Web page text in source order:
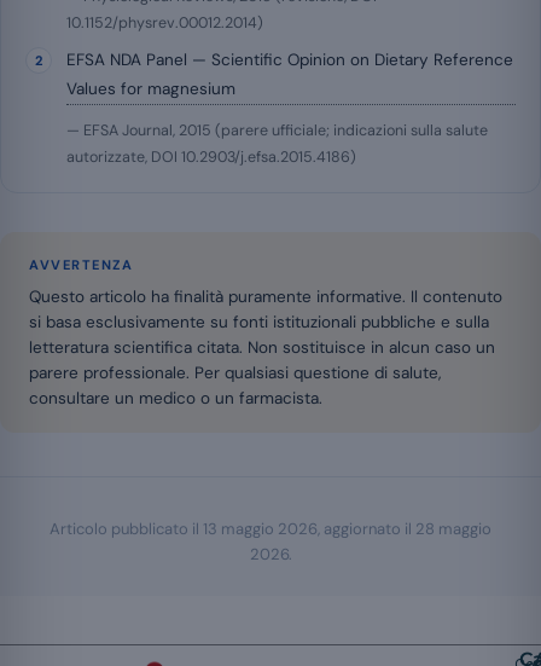
10.1152/physrev.00012.2014)
EFSA NDA Panel — Scientific Opinion on Dietary Reference
Values for magnesium
— EFSA Journal, 2015 (parere ufficiale; indicazioni sulla salute
autorizzate, DOI 10.2903/j.efsa.2015.4186)
AVVERTENZA
Questo articolo ha finalità puramente informative. Il contenuto
si basa esclusivamente su fonti istituzionali pubbliche e sulla
letteratura scientifica citata. Non sostituisce in alcun caso un
parere professionale. Per qualsiasi questione di salute,
consultare un medico o un farmacista.
Articolo pubblicato il 13 maggio 2026, aggiornato il 28 maggio
2026.